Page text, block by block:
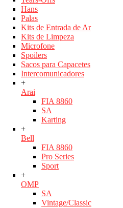
Hans
Palas
Kits de Entrada de Ar
Kits de Limpeza
Microfone
Spoilers
Sacos para Capacetes
Intercomunicadores
+
Arai
FIA 8860
SA
Karting
+
Bell
FIA 8860
Pro Series
Sport
+
OMP
SA
Vintage/Classic